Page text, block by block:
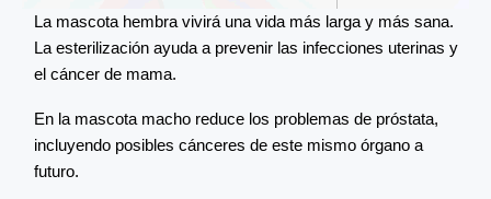
La mascota hembra vivirá una vida más larga y más sana.
La esterilización ayuda a prevenir las infecciones uterinas y
el cáncer de mama.
En la mascota macho reduce los problemas de próstata,
incluyendo posibles cánceres de este mismo órgano a
futuro.